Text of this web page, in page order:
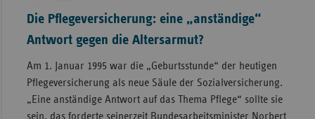
Die Pflegeversicherung: eine „anständige“
Antwort gegen die Altersarmut?
Am 1. Januar 1995 war die „Geburtsstunde“ der heutigen
Pflegeversicherung als neue Säule der Sozialversicherung.
„Eine anständige Antwort auf das Thema Pflege“ sollte sie
sein, das forderte seinerzeit Bundesarbeitsminister Norbert